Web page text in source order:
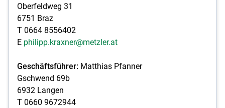
Oberfeldweg 31
6751 Braz
T 0664 8556402
E philipp.kraxner@metzler.at
Geschäftsführer:Matthias Pfanner
Gschwend 69b
6932 Langen
T 0660 9672944